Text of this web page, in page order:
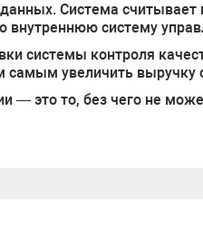
Система
внутреннюю систему
системы контроля
самым увеличить выручку
— это то, без чего не